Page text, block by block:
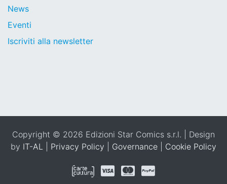
News
Eventi
Iscriviti alla newsletter
Copyright © 2026 Edizioni Star Comics s.r.l. | Design
by IT-AL Privacy Policy Governance Cookie Policy